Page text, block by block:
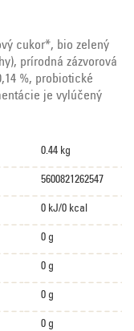
cukor*, bio zelený
prírodná zázvorová
%, probiotické
je vylúčený
0.44 kg
5600821262547
0 kJ/0 kcal
0 g
0 g
0 g
0 g